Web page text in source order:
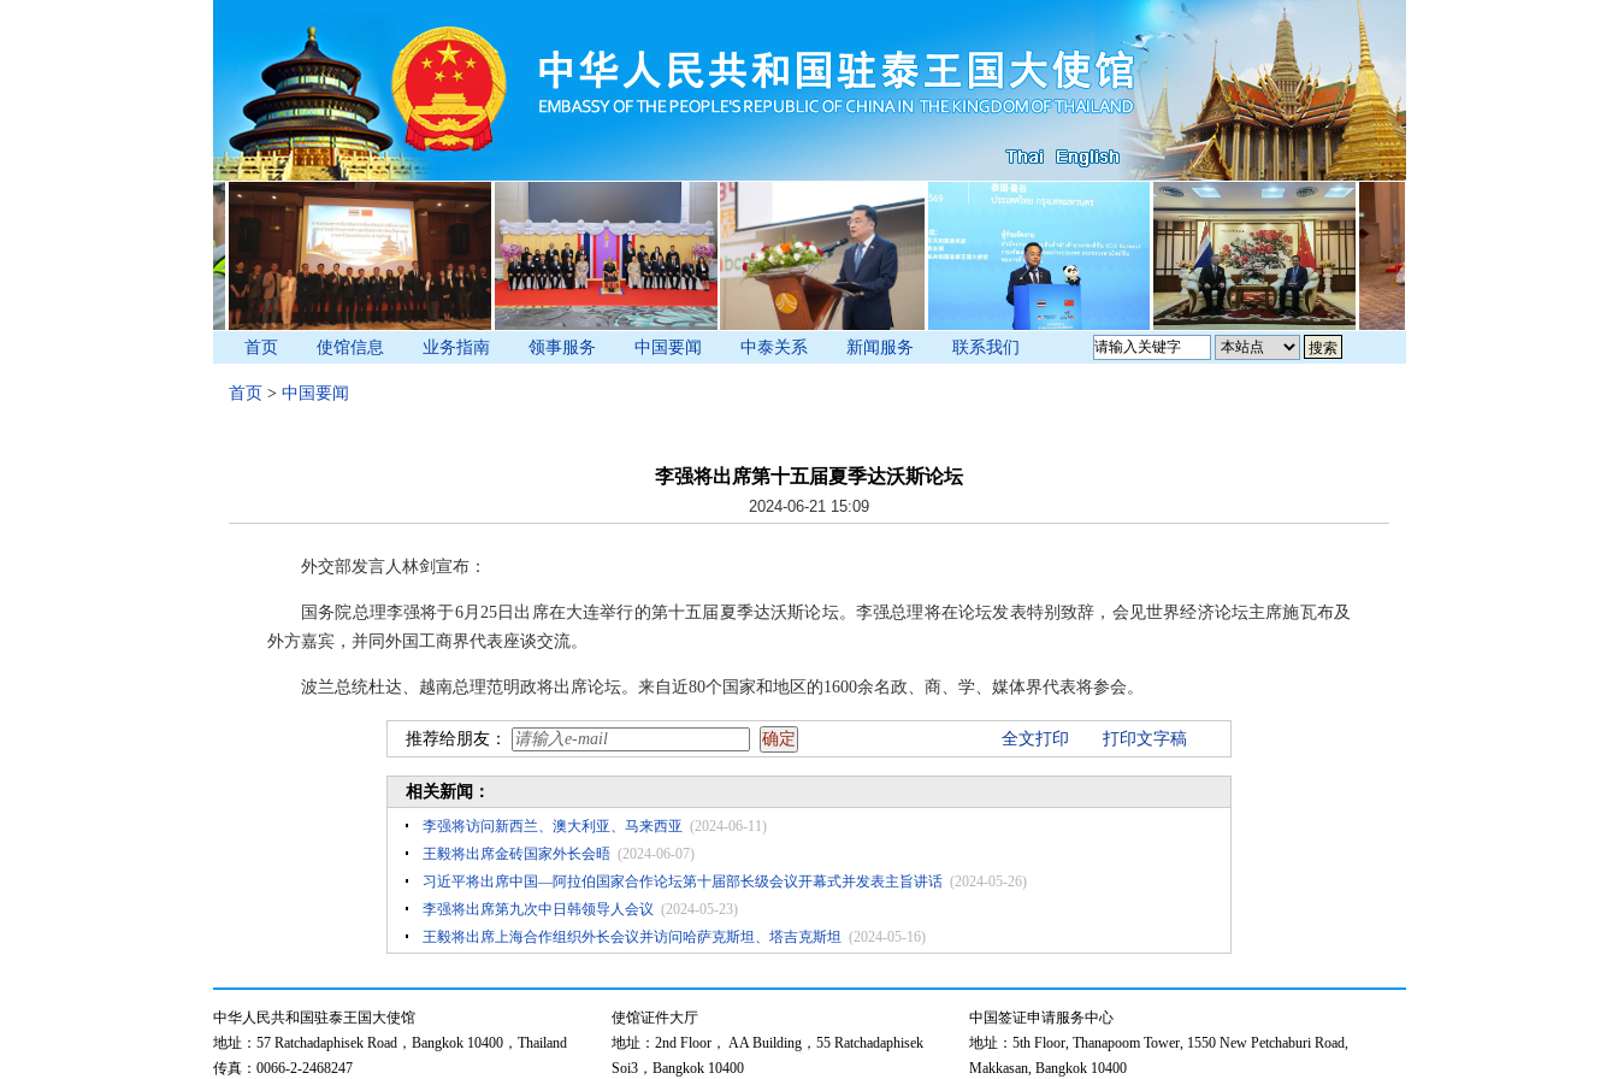
首页 使馆信息 业务指南 领事服务 中国要闻 中泰关系 新闻服务 联系我们
首页 > 中国要闻
李强将出席第十五届夏季达沃斯论坛
2024-06-21 15:09
外交部发言人林剑宣布：
国务院总理李强将于6月25日出席在大连举行的第十五届夏季达沃斯论坛。李强总理将在论坛发表特别致辞，会见世界经济论坛主席施瓦布及
外方嘉宾，并同外国工商界代表座谈交流。
波兰总统杜达、越南总理范明政将出席论坛。来自近80个国家和地区的1600余名政、商、学、媒体界代表将参会。
推荐给朋友： 全文打印 打印文字稿
相关新闻：
李强将访问新西兰、澳大利亚、马来西亚 (2024-06-11)
王毅将出席金砖国家外长会晤 (2024-06-07)
习近平将出席中国—阿拉伯国家合作论坛第十届部长级会议开幕式并发表主旨讲话 (2024-05-26)
李强将出席第九次中日韩领导人会议 (2024-05-23)
王毅将出席上海合作组织外长会议并访问哈萨克斯坦、塔吉克斯坦 (2024-05-16)
中华人民共和国驻泰王国大使馆
地址：57 Ratchadaphisek Road，Bangkok 10400，Thailand
传真：0066-2-2468247
使馆证件大厅
地址：2nd Floor， AA Building，55 Ratchadaphisek
Soi3，Bangkok 10400
中国签证申请服务中心
地址：5th Floor, Thanapoom Tower, 1550 New Petchaburi Road,
Makkasan, Bangkok 10400